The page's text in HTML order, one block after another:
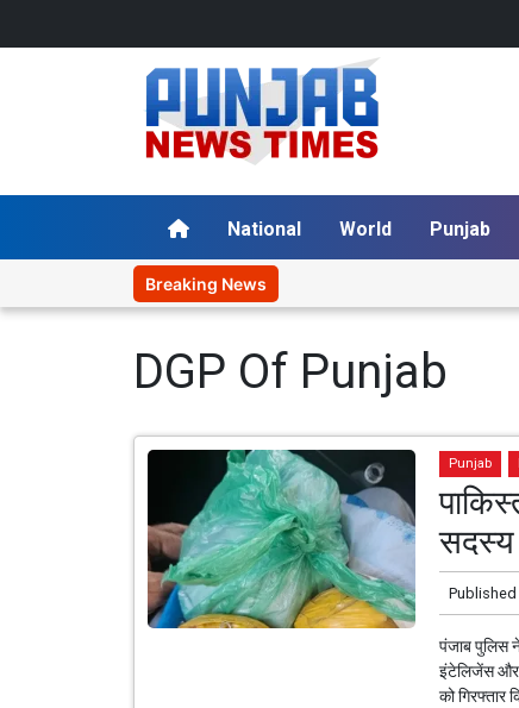
National World Punjab
Breaking News
DGP Of Punjab
Punjab
सदस्य
Published
पंजाब पुलिस
इंटेलिजेंस और
को गिरफ्तार